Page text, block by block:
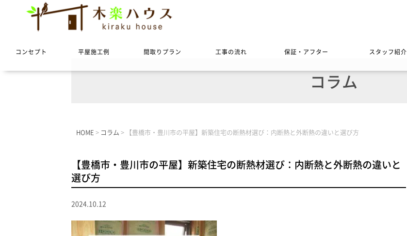
コンセプト 平屋施工例 間取りプラン 工事の流れ 保証・アフター スタッフ紹介
コラム
HOME > コラム > 【豊橋市・豊川市の平屋】新築住宅の断熱材選び：内断熱と外断熱の違いと選び方
【豊橋市・豊川市の平屋】新築住宅の断熱材選び：内断熱と外断熱の違いと
選び方
2024.10.12